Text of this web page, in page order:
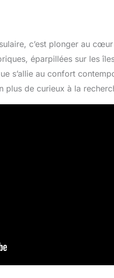
c’est plonger au
éparpillées sur les
s’allie au confort
de curieux à la